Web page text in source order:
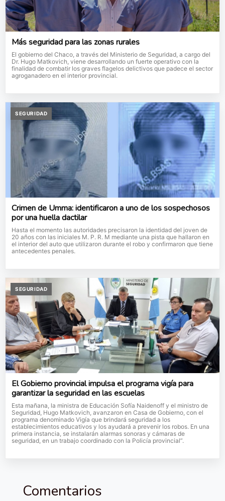
Más seguridad para las zonas rurales
El gobierno del Chaco, a través del Ministerio de Seguridad, a cargo del
Dr. Hugo Matkovich, viene desarrollando un fuerte operativo con la
finalidad de combatir los graves flagelos delictivos que padece el sector
agroganadero en el interior provincial.
SEGURIDAD
Crimen de Umma: identificaron a uno de los sospechosos
por una huella dactilar
Hasta el momento las autoridades precisaron la identidad del joven de
20 años con las iniciales M. P. R. M mediante una pista que hallaron en
el interior del auto que utilizaron durante el robo y confirmaron que tiene
antecedentes penales.
SEGURIDAD
El Gobierno provincial impulsa el programa vigía para
garantizar la seguridad en las escuelas
Esta mañana, la ministra de Educación Sofía Naidenoff y el ministro de
Seguridad, Hugo Matkovich, avanzaron en Casa de Gobierno, con el
programa denominado Vigía que brindará seguridad a los
establecimientos educativos y los ayudará a prevenir los robos. En una
primera instancia, se instalarán alarmas sonoras y cámaras de
seguridad, en un trabajo coordinado con la Policía provincial”.
Comentarios